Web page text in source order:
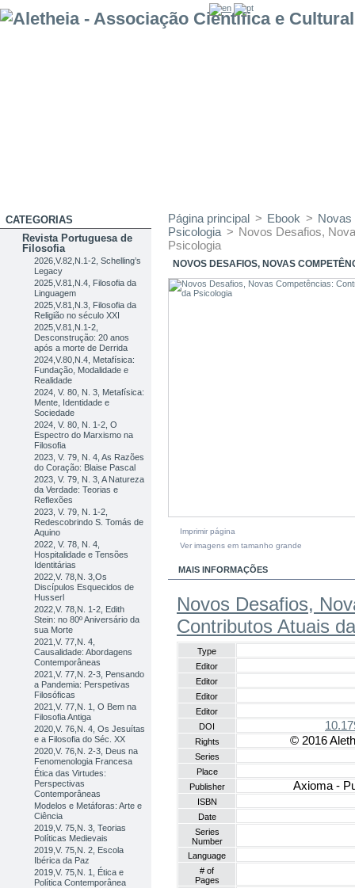
CATEGORIAS
Revista Portuguesa de
Filosofia
2026,V.82,N.1-2, Schelling’s
Legacy
2025,V.81,N.4, Filosofia da
Linguagem
2025,V.81,N.3, Filosofia da
Religião no século XXI
2025,V.81,N.1-2,
Desconstrução: 20 anos
após a morte de Derrida
2024,V.80,N.4, Metafísica:
Fundação, Modalidade e
Realidade
2024, V. 80, N. 3, Metafísica:
Mente, Identidade e
Sociedade
2024, V. 80, N. 1-2, O
Espectro do Marxismo na
Filosofia
2023, V. 79, N. 4, As Razões
do Coração: Blaise Pascal
2023, V. 79, N. 3, A Natureza
da Verdade: Teorias e
Reflexões
2023, V. 79, N. 1-2,
Redescobrindo S. Tomás de
Aquino
2022, V. 78, N. 4,
Hospitalidade e Tensões
Identitárias
2022,V. 78,N. 3,Os
Discípulos Esquecidos de
Husserl
2022,V. 78,N. 1-2, Edith
Stein: no 80º Aniversário da
sua Morte
2021,V. 77,N. 4,
Causalidade: Abordagens
Contemporâneas
2021,V. 77,N. 2-3, Pensando
a Pandemia: Perspetivas
Filosóficas
2021,V. 77,N. 1, O Bem na
Filosofia Antiga
2020,V. 76,N. 4, Os Jesuítas
e a Filosofia do Séc. XX
2020,V. 76,N. 2-3, Deus na
Fenomenologia Francesa
Ética das Virtudes:
Perspectivas
Contemporâneas
Modelos e Metáforas: Arte e
Ciência
2019,V. 75,N. 3, Teorias
Políticas Medievais
2019,V. 75,N. 2, Escola
Ibérica da Paz
2019,V. 75,N. 1, Ética e
Política Contemporânea
Página principal > Ebook > Novas
Psicologia > Novos Desafios,
Psicologia
NOVOS DESAFIOS, NOVAS
Imprimir página
Ver imagens em tamanho grande
MAIS INFORMAÇÕES
Novos Desafios,
Contributos Atuais
Type
Editor
Editor
Editor
Editor
DOI
Rights © 2016
Series
Place
Publisher
Axioma -
ISBN
Date
Series
Number
Language
# of
Pages